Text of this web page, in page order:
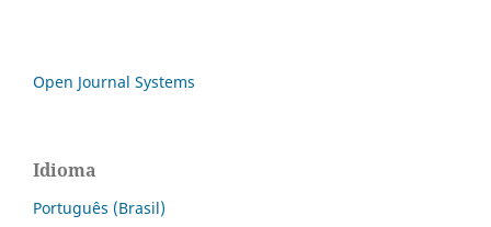
Open Journal Systems
Idioma
Português (Brasil)